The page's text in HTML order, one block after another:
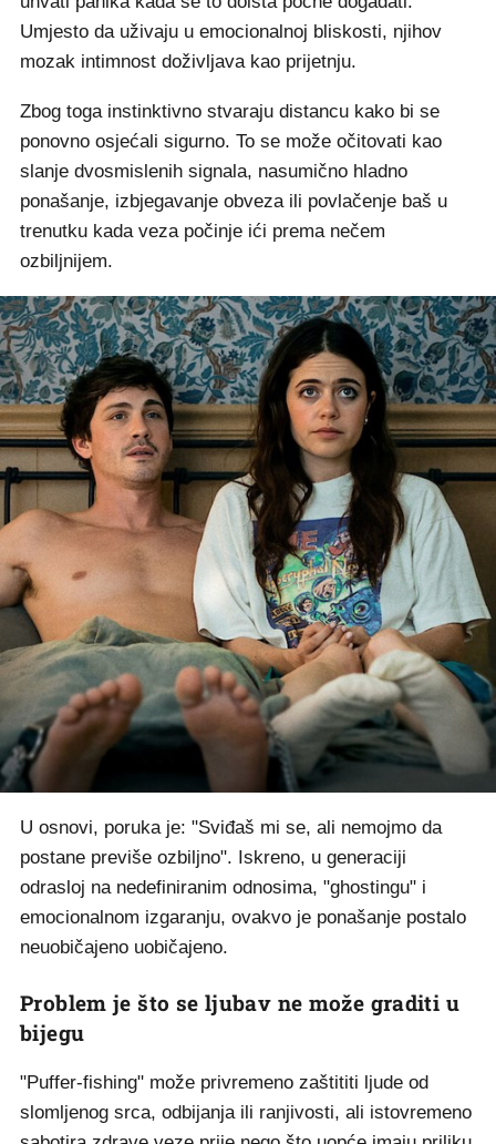
Umjesto da uživaju u emocionalnoj bliskosti, njihov
mozak intimnost doživljava kao prijetnju.
Zbog toga instinktivno stvaraju distancu kako bi se
ponovno osjećali sigurno. To se može očitovati kao
slanje dvosmislenih signala, nasumično hladno
ponašanje, izbjegavanje obveza ili povlačenje baš u
trenutku kada veza počinje ići prema nečem
ozbiljnijem.
U osnovi, poruka je: "Sviđaš mi se, ali nemojmo da
postane previše ozbiljno". Iskreno, u generaciji
odrasloj na nedefiniranim odnosima, "ghostingu" i
emocionalnom izgaranju, ovakvo je ponašanje postalo
neuobičajeno uobičajeno.
Problem je što se ljubav ne može graditi u
bijegu
"Puffer-fishing" može privremeno zaštititi ljude od
slomljenog srca, odbijanja ili ranjivosti, ali istovremeno